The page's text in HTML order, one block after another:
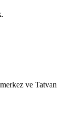
ve Tatvan